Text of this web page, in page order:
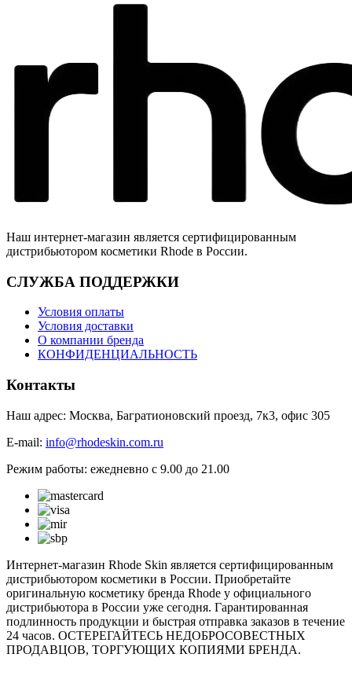
Наш интернет-магазин является сертифицированным
дистрибьютором косметики Rhode в России.
СЛУЖБА ПОДДЕРЖКИ
Условия оплаты
Условия доставки
О компании бренда
КОНФИДЕНЦИАЛЬНОСТЬ
Контакты
Наш адрес: Москва, Багратионовский проезд, 7к3, офис 305
E-mail: info@rhodeskin.com.ru
Режим работы: ежедневно с 9.00 до 21.00
Интернет-магазин Rhode Skin является сертифицированным
дистрибьютором косметики в России. Приобретайте
оригинальную косметику бренда Rhode у официального
дистрибьютора в России уже сегодня. Гарантированная
подлинность продукции и быстрая отправка заказов в течение
24 часов. ОСТЕРЕГАЙТЕСЬ НЕДОБРОСОВЕСТНЫХ
ПРОДАВЦОВ, ТОРГУЮЩИХ КОПИЯМИ БРЕНДА.